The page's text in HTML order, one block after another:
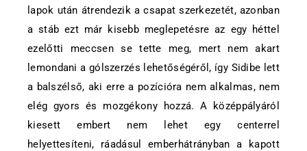
lapok után átrendezik a csapat szerkezetét, azonban
a stáb ezt már kisebb meglepetésre az egy héttel
ezelőtti meccsen se tette meg, mert nem akart
lemondani a gólszerzés lehetőségéről, így Sidibe lett
a balszélső, aki erre a pozícióra nem alkalmas, nem
elég gyors és mozgékony hozzá. A középpályáról
kiesett embert nem lehet egy centerrel
helyettesíteni, ráadásul emberhátrányban a kapott